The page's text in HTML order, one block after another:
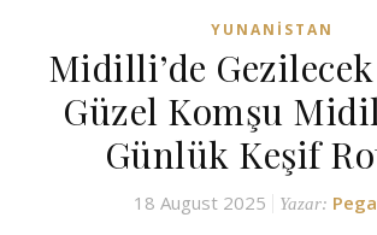
YUNANISTAN
Midilli’de
Güzel Komşu
Günlük Keşif
18 August 2025 Yazar: